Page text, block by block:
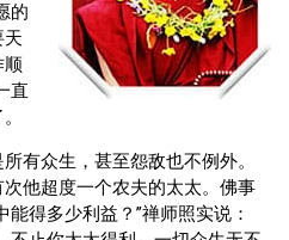
的
天
顺
直
有众生，甚至怨敌也不例外。
他超度一个农夫的太太。佛事
得多少利益？”禅师照实说：